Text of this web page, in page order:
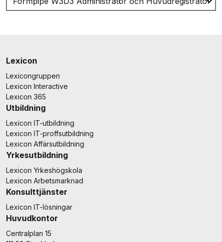
Lexicon
Lexicongruppen
Lexicon Interactive
Lexicon 365
Utbildning
Lexicon IT-utbildning
Lexicon IT-proffsutbildning
Lexicon Affärsutbildning
Yrkesutbildning
Lexicon Yrkeshögskola
Lexicon Arbetsmarknad
Konsulttjänster
Lexicon IT-lösningar
Huvudkontor
Centralplan 15